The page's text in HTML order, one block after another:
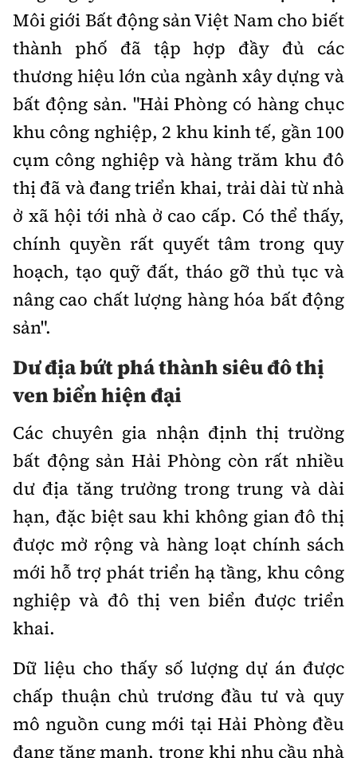
Môi giới Bất động sản Việt Nam cho biết
thành phố đã tập hợp đầy đủ các
thương hiệu lớn của ngành xây dựng và
bất động sản. "Hải Phòng có hàng chục
khu công nghiệp, 2 khu kinh tế, gần 100
cụm công nghiệp và hàng trăm khu đô
thị đã và đang triển khai, trải dài từ nhà
ở xã hội tới nhà ở cao cấp. Có thể thấy,
chính quyền rất quyết tâm trong quy
hoạch, tạo quỹ đất, tháo gỡ thủ tục và
nâng cao chất lượng hàng hóa bất động
sản".
Dư địa bứt phá thành siêu đô thị
ven biển hiện đại
Các chuyên gia nhận định thị trường
bất động sản Hải Phòng còn rất nhiều
dư địa tăng trưởng trong trung và dài
hạn, đặc biệt sau khi không gian đô thị
được mở rộng và hàng loạt chính sách
mới hỗ trợ phát triển hạ tầng, khu công
nghiệp và đô thị ven biển được triển
khai.
Dữ liệu cho thấy số lượng dự án được
chấp thuận chủ trương đầu tư và quy
mô nguồn cung mới tại Hải Phòng đều
đang tăng mạnh, trong khi nhu cầu nhà